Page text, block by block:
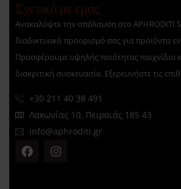
Σχετικά με εμάς
Ανακαλύψτε την απόλαυση στο APHRODITI
διαδικτυακό προορισμό σας για προϊόντα
Προσφέρουμε υψηλής ποιότητας παιχνίδια
διακριτική συσκευασία. Εξερευνήστε τις
+30 211 40 38 491
Λακωνίας 10, Πειραιάς 185 43
info@aphroditi.gr